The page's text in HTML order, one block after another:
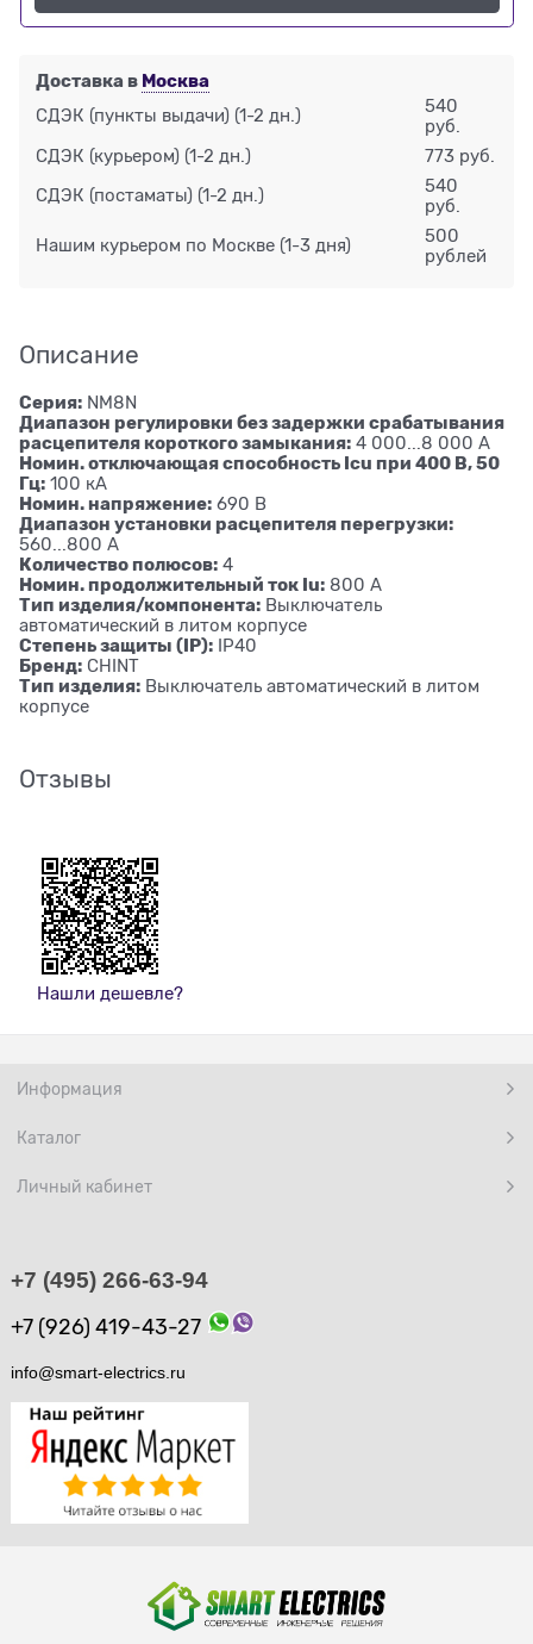
Доставка в Москва
СДЭК (пункты выдачи) (1-2 дн.)
540
руб.
СДЭК (курьером) (1-2 дн.) 773 руб.
СДЭК (постаматы) (1-2 дн.)
540
руб.
Нашим курьером по Москве (1-3 дня)
500
рублей
Описание
Серия: NM8N
Диапазон регулировки без задержки срабатывания
расцепителя короткого замыкания: 4 000...8 000 А
Номин. отключающая способность Icu при 400 В, 50
Гц: 100 кА
Номин. напряжение: 690 В
Диапазон установки расцепителя перегрузки:
560...800 А
Количество полюсов: 4
Номин. продолжительный ток Iu: 800 А
Тип изделия/компонента: Выключатель
автоматический в литом корпусе
Степень защиты (IP): IP40
Бренд: CHINT
Тип изделия: Выключатель автоматический в литом
корпусе
Отзывы
Нашли дешевле?
Информация
Каталог
Личный кабинет
+7 (495) 266-63-94
+7 (926) 419-43-27
info@smart-electrics.ru